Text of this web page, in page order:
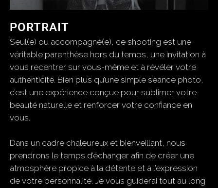
PORTRAIT
Seul(e) ou accompagné(e), ce shooting est une
véritable parenthèse hors du temps, une invitation à
vous recentrer sur vous-même et à révéler votre
authenticité. Bien plus qu’une simple séance photo,
c’est une expérience conçue pour sublimer votre
beauté naturelle et renforcer votre confiance en
vous.
Dans un cadre chaleureux et bienveillant, nous
prendrons le temps d’échanger afin de créer une
atmosphère propice à la détente et à l’expression
de votre personnalité. Je vous guiderai tout au long